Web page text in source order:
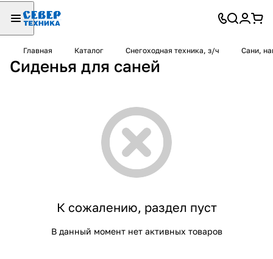
Главная Каталог Снегоходная техника, з/ч Сани,
Сиденья для саней
К сожалению, раздел пуст
В данный момент нет активных товаров